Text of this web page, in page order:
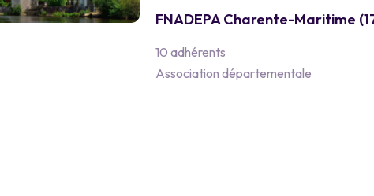
FNADEPA Charente-Maritime
10 adhérents
Association départementale